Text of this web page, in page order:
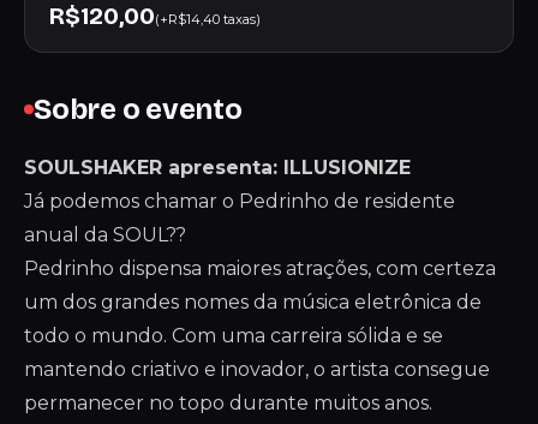
Sobre o evento
SOULSHAKER apresenta: ILLUSIONIZE
Já podemos chamar o Pedrinho de residente
anual da SOUL??
Pedrinho dispensa maiores atrações, com certeza
um dos grandes nomes da música eletrônica de
todo o mundo. Com uma carreira sólida e se
mantendo criativo e inovador, o artista consegue
permanecer no topo durante muitos anos.
R$120,00(+R$14,40 taxas)